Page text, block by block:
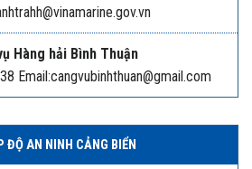
Hàng hải Bình Thuận
Email:cangvubinhthuan@gmail.com
ĐỘ AN NINH CẢNG BIỂN